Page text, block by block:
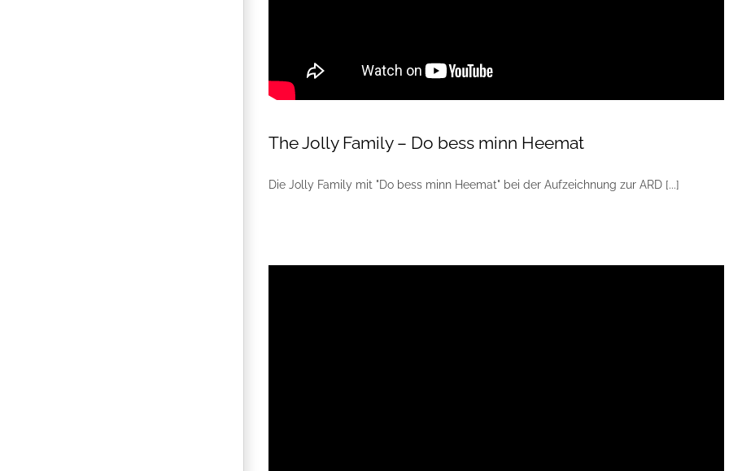
The Jolly Family – Do bess minn Heemat
Die Jolly Family mit "Do bess minn Heemat" bei der Aufzeichnung zur ARD [...]